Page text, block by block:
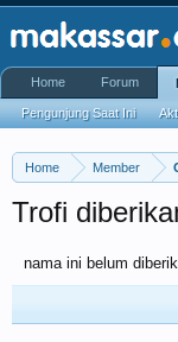
Home Member
Trofi
nama ini belum
Home Forum
Pengunjung Saat Ini